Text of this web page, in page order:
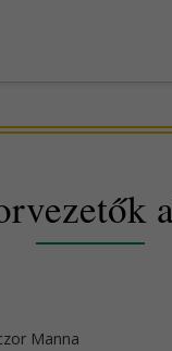
Manna